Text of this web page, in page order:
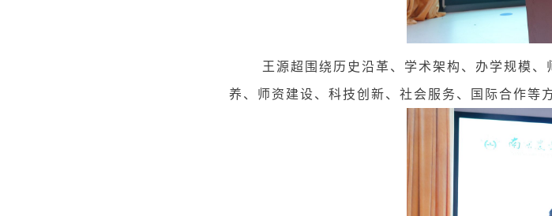
王源超围绕历史沿革、学术架构、办学规模、
养、师资建设、科技创新、社会服务、国际合作等